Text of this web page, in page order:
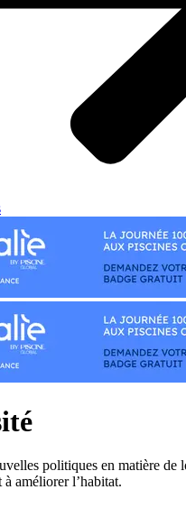
politiques en matière de
améliorer l’habitat.